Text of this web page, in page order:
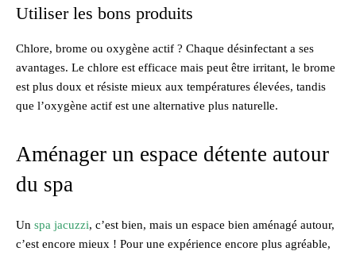
Utiliser les bons produits
Chlore, brome ou oxygène actif ? Chaque désinfectant a ses
avantages. Le chlore est efficace mais peut être irritant, le brome
est plus doux et résiste mieux aux températures élevées, tandis
que l’oxygène actif est une alternative plus naturelle.
Aménager un espace détente autour
du spa
Un spa jacuzzi, c’est bien, mais un espace bien aménagé autour,
c’est encore mieux ! Pour une expérience encore plus agréable,